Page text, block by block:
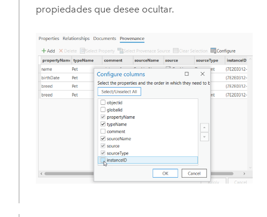
propiedades que desee ocultar.